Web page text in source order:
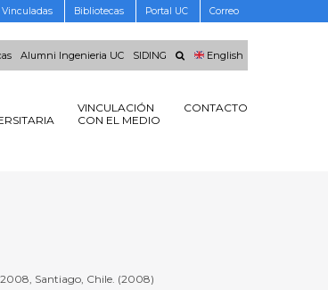
Bibliotecas Portal UC Correo
Alumni Ingenieria UC SIDING English
VINCULACIÓN
CON EL MEDIO
CONTACTO
Santiago, Chile. (2008)